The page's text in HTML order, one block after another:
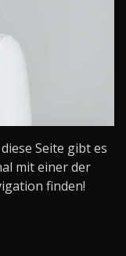
Seite gibt es
mit einer der
finden!